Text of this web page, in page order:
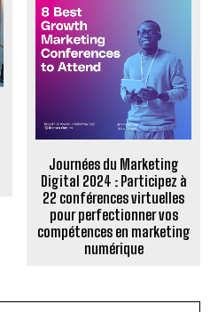
Journées du Marketing
Digital 2024 : Participez à
22 conférences virtuelles
pour perfectionner vos
compétences en marketing
numérique